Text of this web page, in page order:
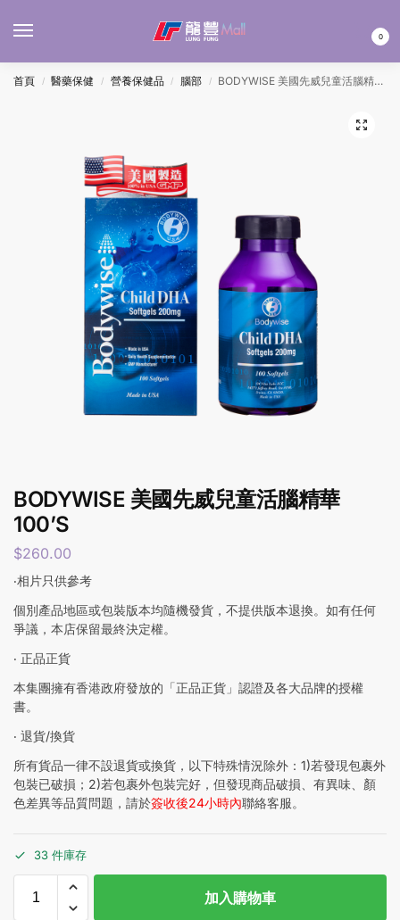
0
首頁 / 醫藥保健 / 營養保健品 / 腦部 / BODYWISE 美國先威兒童活腦精華 100’S
BODYWISE 美國先威兒童活腦精華
100’S
$260.00
‧相片只供參考
個別產品地區或包裝版本均隨機發貨，不提供版本退換。如有任何
爭議，本店保留最終決定權。
‧ 正品正貨
本集團擁有香港政府發放的「正品正貨」認證及各大品牌的授權
書。
‧ 退貨/換貨
所有貨品一律不設退貨或換貨，以下特殊情況除外：1)若發現包裹外
包裝已破損；2)若包裹外包裝完好，但發現商品破損、有異味、顏
色差異等品質問題，請於簽收後24小時內聯絡客服。
33 件庫存
加入購物車